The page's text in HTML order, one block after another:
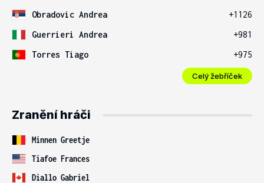
Obradovic Andrea
+1126
Guerrieri Andrea
+981
Torres Tiago
+975
Celý žebříček
Zranění hráči
Minnen Greetje
Tiafoe Frances
Diallo Gabriel